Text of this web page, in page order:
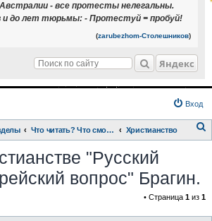
- все протесты нелегальны.
до лет тюрьмы: - Протестуй = пробуй!
(zarubezhom-Столешников)
Яндекс
Вход
Что читать? Что смотреть? Книги и фильмы в кратком изложении Христианство
"Русский
вопрос" Брагин.
• Страница 1 из 1